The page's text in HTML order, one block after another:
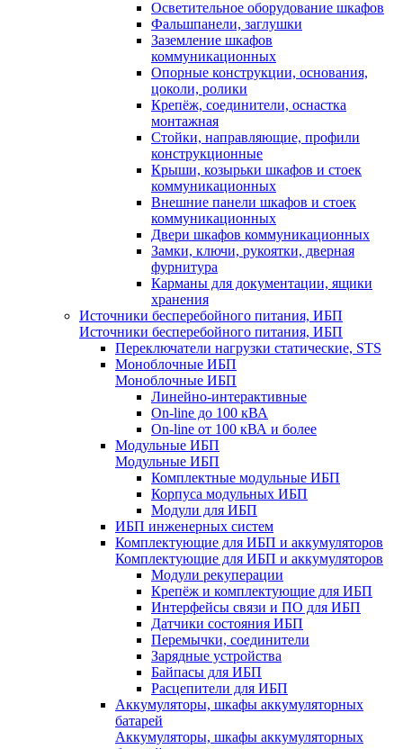
Осветительное оборудование шкафов
Фальшпанели, заглушки
Заземление шкафов
коммуникационных
Опорные конструкции, основания,
цоколи, ролики
Крепёж, соединители, оснастка
монтажная
Стойки, направляющие, профили
конструкционные
Крыши, козырьки шкафов и стоек
коммуникационных
Внешние панели шкафов и стоек
коммуникационных
Двери шкафов коммуникационных
Замки, ключи, рукоятки, дверная
фурнитура
Карманы для документации, ящики
хранения
Источники бесперебойного питания, ИБП
Источники бесперебойного питания, ИБП
Переключатели нагрузки статические, STS
Моноблочные ИБП
Моноблочные ИБП
Линейно-интерактивные
On-line до 100 кВА
On-line от 100 кВА и более
Модульные ИБП
Модульные ИБП
Комплектные модульные ИБП
Корпуса модульных ИБП
Модули для ИБП
ИБП инженерных систем
Комплектующие для ИБП и аккумуляторов
Комплектующие для ИБП и аккумуляторов
Модули рекуперации
Крепёж и комплектующие для ИБП
Интерфейсы связи и ПО для ИБП
Датчики состояния ИБП
Перемычки, соединители
Зарядные устройства
Байпасы для ИБП
Расцепители для ИБП
Аккумуляторы, шкафы аккумуляторных
батарей
Аккумуляторы, шкафы аккумуляторных